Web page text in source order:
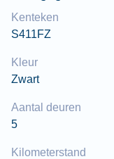
Kenteken
S411FZ
Kleur
Zwart
Aantal deuren
5
Kilometerstand